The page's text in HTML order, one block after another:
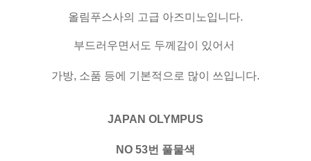
올림푸스사의 고급 아즈미노입니다.
부드러우면서도 두께감이 있어서
가방, 소품 등에 기본적으로 많이 쓰입니다.
JAPAN OLYMPUS
NO 53번 풀물색